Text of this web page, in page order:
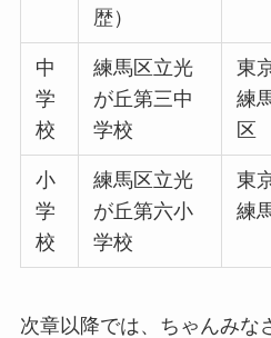
歴）
中
学
校
練馬区立光
が丘第三中
学校
東
練
小
学
校
練馬区立光
が丘第六小
学校
東
練
次章以降では、ちゃんみな